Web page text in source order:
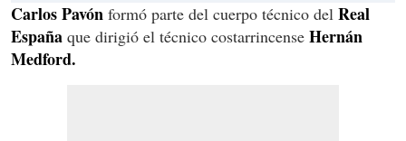
Carlos Pavón formó parte del cuerpo técnico del Real
España que dirigió el técnico costarrincense Hernán
Medford.